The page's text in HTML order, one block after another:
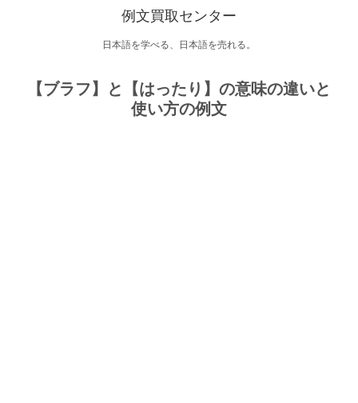
例文買取センター
日本語を学べる、日本語を売れる。
【ブラフ】と【はったり】の意味の違いと
使い方の例文